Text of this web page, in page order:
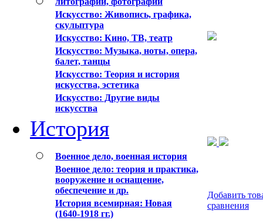
Искусствo: Живопись, графика,
скульптура
Искусствo: Кино, ТВ, театр
Искусствo: Музыка, ноты, опера,
балет, танцы
Искусствo: Теория и история
искусства, эстетика
Искусство: Другие виды
искусства
История
Военное дело, военная история
Военное дело: теория и практика,
вооружение и оснащение,
обеспечение и др.
История всемирная: Новая
(1640-1918 гг.)
Добавить
сравнения